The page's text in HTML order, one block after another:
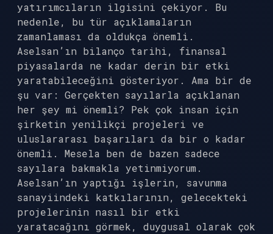
yatırımcıların ilgisini çekiyor. Bu
nedenle, bu tür açıklamaların
zamanlaması da oldukça önemli.
Aselsan’ın bilanço tarihi, finansal
piyasalarda ne kadar derin bir etki
yaratabileceğini gösteriyor. Ama bir de
şu var: Gerçekten sayılarla açıklanan
her şey mi önemli? Pek çok insan için
şirketin yenilikçi projeleri ve
uluslararası başarıları da bir o kadar
önemli. Mesela ben de bazen sadece
sayılara bakmakla yetinmiyorum.
Aselsan’ın yaptığı işlerin, savunma
sanayiindeki katkılarının, gelecekteki
projelerinin nasıl bir etki
yaratacağını görmek, duygusal olarak çok